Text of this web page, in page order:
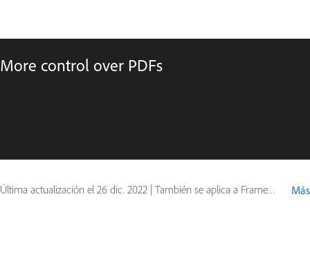
More control over PDFs
Última actualización el 26 dic. 2022 | También se aplica a FrameMaker (2019 release) Más